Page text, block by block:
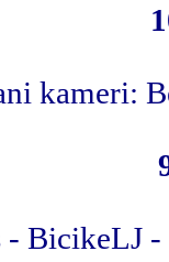
kameri:
BicikeLJ